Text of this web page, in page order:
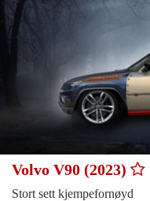
Volvo V90 (2023)
Stort sett kjempefornøyd